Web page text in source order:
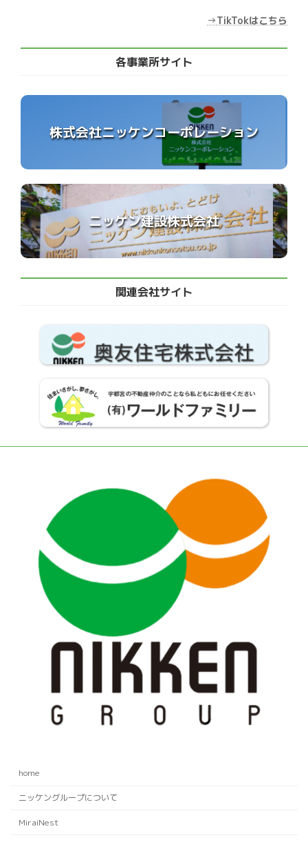
→TikTokはこちら
各事業所サイト
株式会社ニッケンコーポレーション
ニッケン建設株式会社
関連会社サイト
home
ニッケングループについて
MiraiNest